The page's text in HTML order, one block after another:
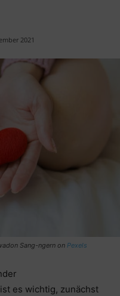
2021
Sang-ngern on Pexels
es wichtig, zunächst